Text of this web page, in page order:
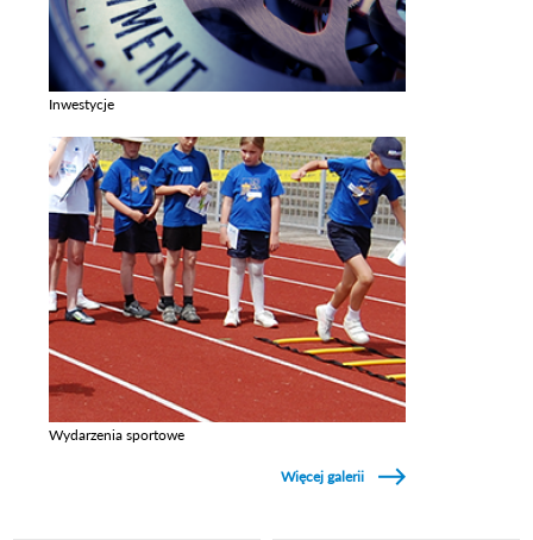
Inwestycje
Wydarzenia sportowe
Więcej galerii